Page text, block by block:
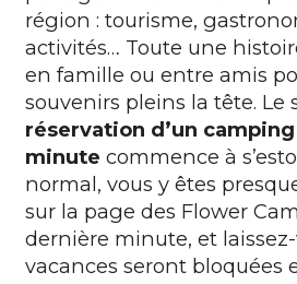
région : tourisme,
activités… Toute une
en famille ou entre amis
souvenirs pleins la tête. Le
réservation d’un
minute commence à
normal, vous y êtes
sur la page des Flower
dernière minute, et
vacances seront bloquées